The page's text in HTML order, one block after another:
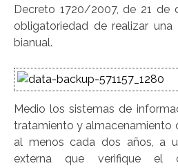
Decreto 1720/2007, de 21 de
obligatoriedad de realizar
bianual.
Medio los sistemas de
tratamiento y almacenamiento
al menos cada dos años, a
externa que verifique el